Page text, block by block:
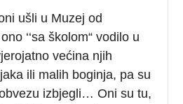
ušli u Muzej od
‘‘sa školom“ vodilo u
većina njih
ili malih boginja, pa su
izbjegli… Oni su tu,